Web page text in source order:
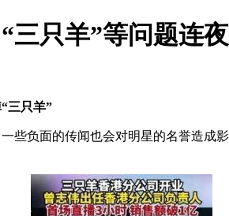
只羊”等问题连
三只羊”
些负面的传闻也会对明星的名誉造成